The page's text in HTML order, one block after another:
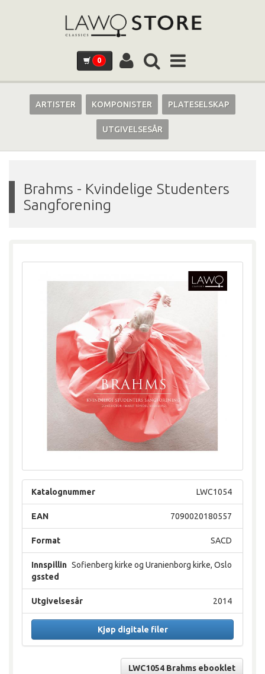
0
ARTISTER KOMPONISTER PLATESELSKAP
UTGIVELSESÅR
Brahms - Kvindelige Studenters
Sangforening
LWC1054
Katalognummer
7090020180557
EAN
SACD
Format
Sofienberg kirke og Uranienborg kirke, Oslo
Innspillin
gssted
2014
Utgivelsesår
Kjøp digitale filer
LWC1054 Brahms ebooklet